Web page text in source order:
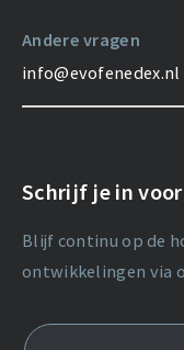
Andere vragen
info@evofenedex.nl
Schrijf je in
Blijf continu op de
ontwikkelingen via